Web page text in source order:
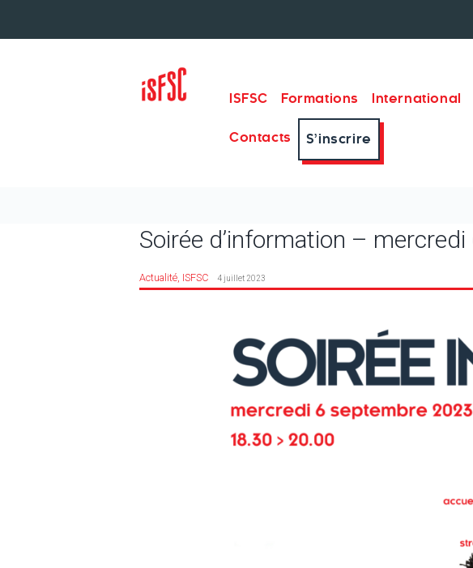
ISFSC Formations International
Contacts S’inscrire
Soirée d’information –
Actualité ISFSC 4 juillet 2023